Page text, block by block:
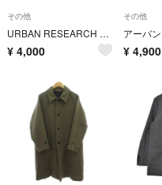
その他
URBAN RESEARCH アーバンリサーチ ブルゾン L カーキ 【古着】【中古】【送料無料】
¥ 4,000
その他
¥ 4,900